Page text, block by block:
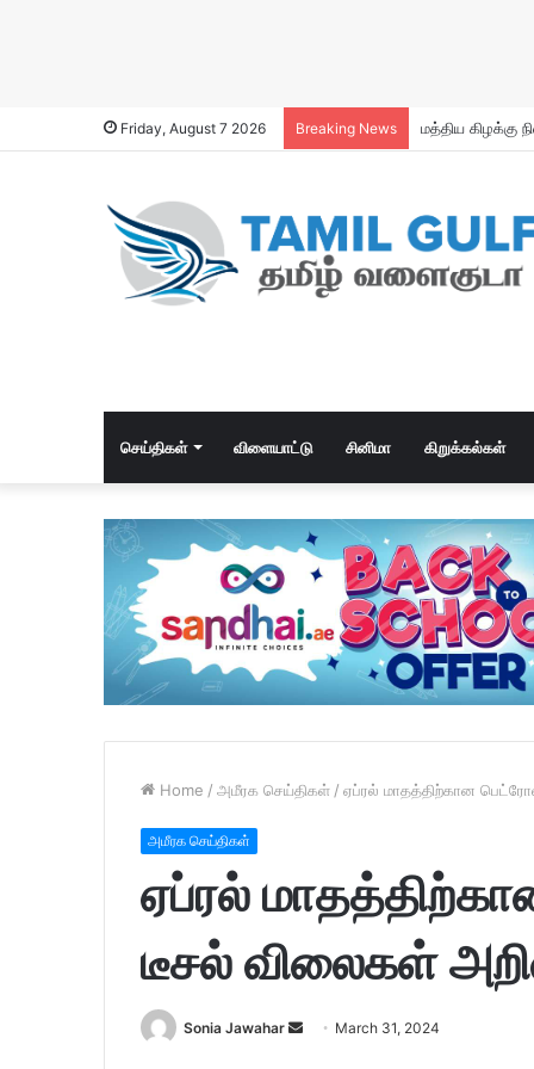
Friday, August 7 2026 Breaking News
செய்திகள் விளையாட்டு சினிமா கிறுக்கல்கள்
Home / அமீரக செய்திகள் / ஏப்ரல் மாதத்திற்கான
அமீரக செய்திகள்
ஏப்ரல்
டீசல் விலைகள்
Sonia Jawahar March 31, 2024